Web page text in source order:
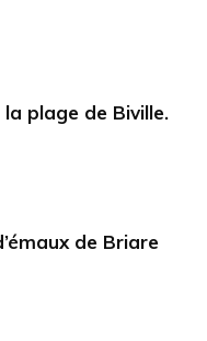
plage de Biville.
de Briare